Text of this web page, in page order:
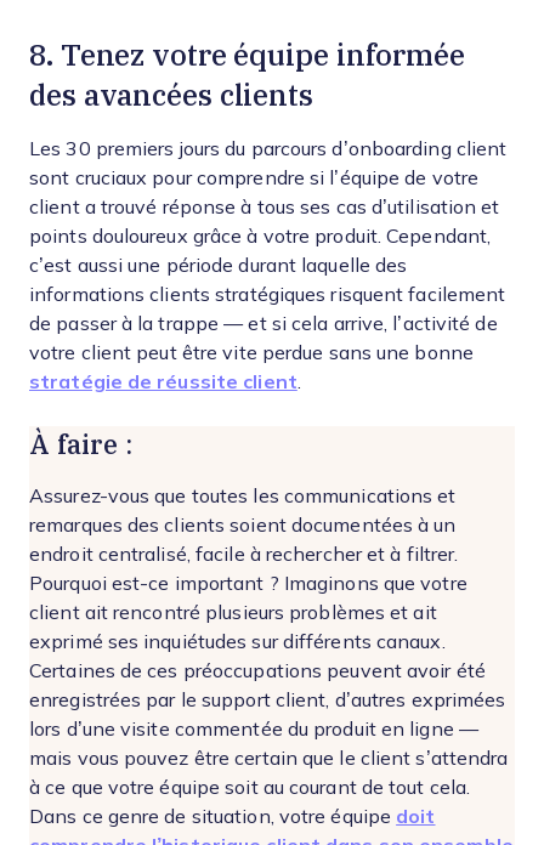
8. Tenez votre équipe informée
des avancées clients
Les 30 premiers jours du parcours d’onboarding client
sont cruciaux pour comprendre si l’équipe de votre
client a trouvé réponse à tous ses cas d’utilisation et
points douloureux grâce à votre produit. Cependant,
c’est aussi une période durant laquelle des
informations clients stratégiques risquent facilement
de passer à la trappe — et si cela arrive, l’activité de
votre client peut être vite perdue sans une bonne
stratégie de réussite client
À faire :
Assurez-vous que toutes les communications et
remarques des clients soient documentées à un
endroit centralisé, facile à rechercher et à filtrer.
Pourquoi est-ce important ? Imaginons que votre
client ait rencontré plusieurs problèmes et ait
exprimé ses inquiétudes sur différents canaux.
Certaines de ces préoccupations peuvent avoir été
enregistrées par le support client, d’autres exprimées
lors d’une visite commentée du produit en ligne —
mais vous pouvez être certain que le client s’attendra
à ce que votre équipe soit au courant de tout cela.
Dans ce genre de situation, votre équipe doit